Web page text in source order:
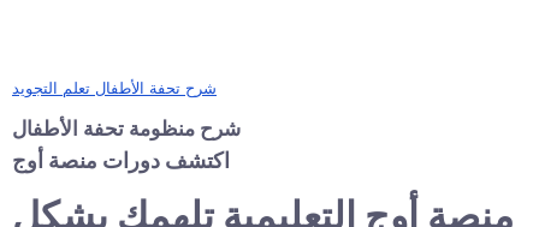
شرح تحفة الأطفال تعلم التجويد
شرح منظومة تحفة الأطفال
اكتشف دورات منصة أوج
منصة أوج التعليمية تلهمك بشكل